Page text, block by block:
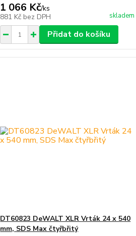
1 066 Kč/ks
881 Kč bez DPH skladem
Přidat do košíku
DT60823 DeWALT XLR Vrták 24 x 540
mm, SDS Max čtyřbřitý